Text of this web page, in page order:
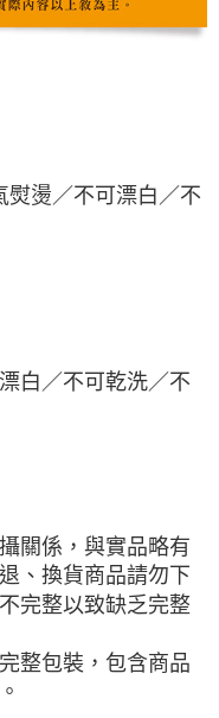
熨燙／不可漂白／不
白／不可乾洗／不
關係，與實品略有
、換貨商品請勿下
完整以致缺乏完整
整包裝，包含商品